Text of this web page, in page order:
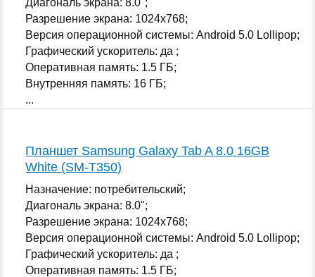
Разрешение экрана: 1024x768;
Версия операционной системы: Android 5.0 Lollipop;
Графический ускоритель: да ;
Оперативная память: 1.5 ГБ;
Внутренняя память: 16 ГБ;
...
Планшет Samsung Galaxy Tab A 8.0 16GB
White (SM-T350)
Назначение: потребительский;
Диагональ экрана: 8.0";
Разрешение экрана: 1024x768;
Версия операционной системы: Android 5.0 Lollipop;
Графический ускоритель: да ;
Оперативная память: 1.5 ГБ;